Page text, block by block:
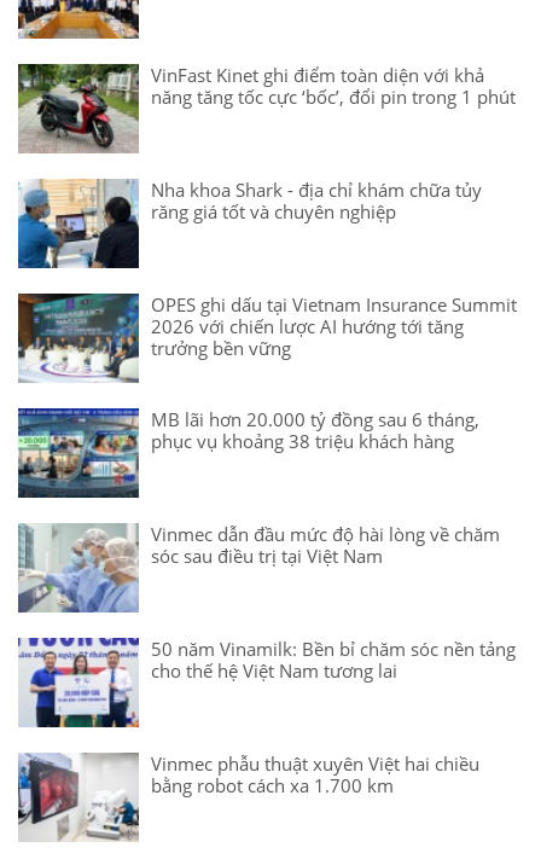
VinFast Kinet ghi điểm toàn diện với khả
năng tăng tốc cực ‘bốc’, đổi pin trong 1 phút
Nha khoa Shark - địa chỉ khám chữa tủy
răng giá tốt và chuyên nghiệp
OPES ghi dấu tại Vietnam Insurance Summit
2026 với chiến lược AI hướng tới tăng
trưởng bền vững
MB lãi hơn 20.000 tỷ đồng sau 6 tháng,
phục vụ khoảng 38 triệu khách hàng
Vinmec dẫn đầu mức độ hài lòng về chăm
sóc sau điều trị tại Việt Nam
50 năm Vinamilk: Bền bỉ chăm sóc nền tảng
cho thế hệ Việt Nam tương lai
Vinmec phẫu thuật xuyên Việt hai chiều
bằng robot cách xa 1.700 km